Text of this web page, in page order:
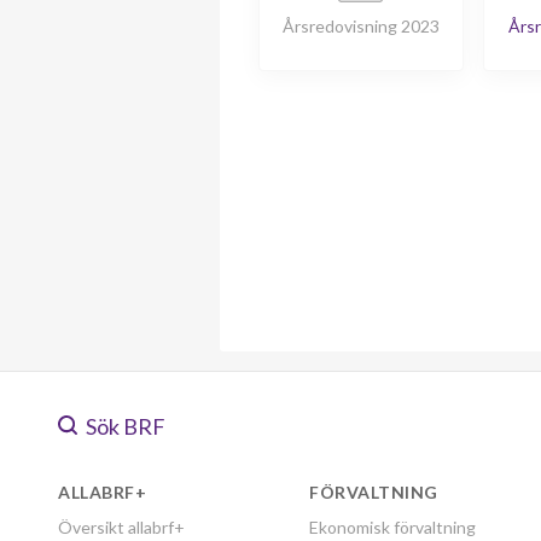
Årsredovisning 2023
Sök BRF
ALLABRF+
Översikt allabrf+
FÖRVALTNING
Ekonomisk förvaltning